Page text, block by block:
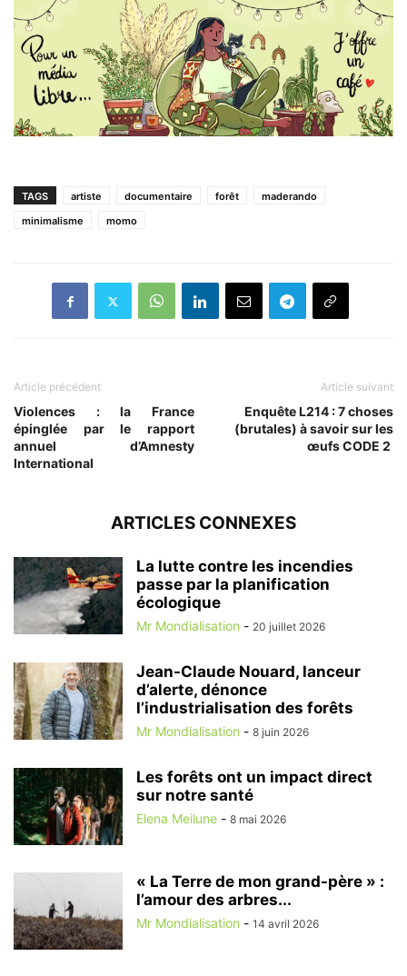
TAGS artiste documentaire forêt
maderando
minimalisme
momo
Article précédent
Violences : la France
épinglée par le rapport
annuel d’Amnesty
International
Article suivant
Enquête L214 : 7 choses
(brutales) à savoir sur les
œufs CODE 2
ARTICLES CONNEXES
La lutte contre les incendies
passe par la planification
écologique
Mr Mondialisation - 20 juillet 2026
Jean-Claude Nouard, lanceur
d’alerte, dénonce
l’industrialisation des forêts
Mr Mondialisation - 8 juin 2026
Les forêts ont un impact direct
sur notre santé
Elena Meilune - 8 mai 2026
« La Terre de mon grand-père » :
l’amour des arbres...
Mr Mondialisation - 14 avril 2026